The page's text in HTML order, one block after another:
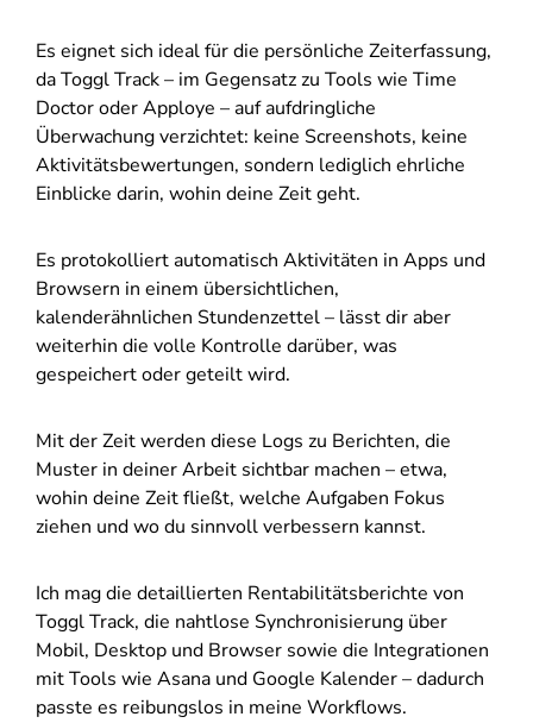
Es eignet sich ideal für die persönliche Zeiterfassung,
da Toggl Track – im Gegensatz zu Tools wie Time
Doctor oder Apploye – auf aufdringliche
Überwachung verzichtet: keine Screenshots, keine
Aktivitätsbewertungen, sondern lediglich ehrliche
Einblicke darin, wohin deine Zeit geht.
Es protokolliert automatisch Aktivitäten in Apps und
Browsern in einem übersichtlichen,
kalenderähnlichen Stundenzettel – lässt dir aber
weiterhin die volle Kontrolle darüber, was
gespeichert oder geteilt wird.
Mit der Zeit werden diese Logs zu Berichten, die
Muster in deiner Arbeit sichtbar machen – etwa,
wohin deine Zeit fließt, welche Aufgaben Fokus
ziehen und wo du sinnvoll verbessern kannst.
Ich mag die detaillierten Rentabilitätsberichte von
Toggl Track, die nahtlose Synchronisierung über
Mobil, Desktop und Browser sowie die Integrationen
mit Tools wie Asana und Google Kalender – dadurch
passte es reibungslos in meine Workflows.